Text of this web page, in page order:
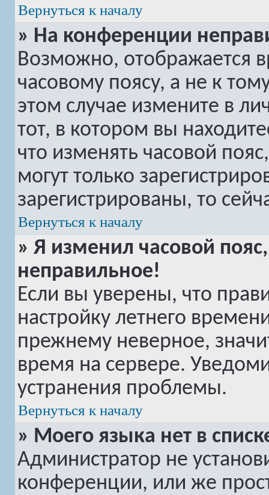
Вернуться к началу
» На конференции
Возможно, отображается
часовому поясу, а не к
этом случае измените в
тот, в котором вы
что изменять часовой
могут только
зарегистрированы, то
Вернуться к началу
» Я изменил часовой
неправильное!
Если вы уверены, что
настройку летнего
прежнему неверное,
время на сервере.
устранения проблемы.
Вернуться к началу
» Моего языка нет в
Администратор не
конференции, или же